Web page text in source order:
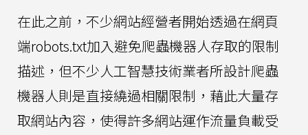
在此之前，不少網站經營者開始透過在網頁
端robots.txt加入避免爬蟲機器人存取的限制
描述，但不少人工智慧技術業者所設計爬蟲
機器人則是直接繞過相關限制，藉此大量存
取網站內容，使得許多網站運作流量負載受